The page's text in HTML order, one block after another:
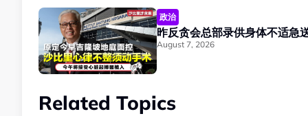
政治
August 7, 2026
Related Topics